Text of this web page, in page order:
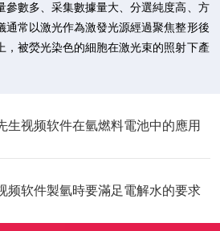
數多、采集數據量大、分選純度高、方
通常以激光作為激發光源經過聚焦整形後
，被熒光染色的細胞在激光束的照射下產
生视频软件在氫燃料電池中的應用
频软件製氫時要滿足電解水的要求